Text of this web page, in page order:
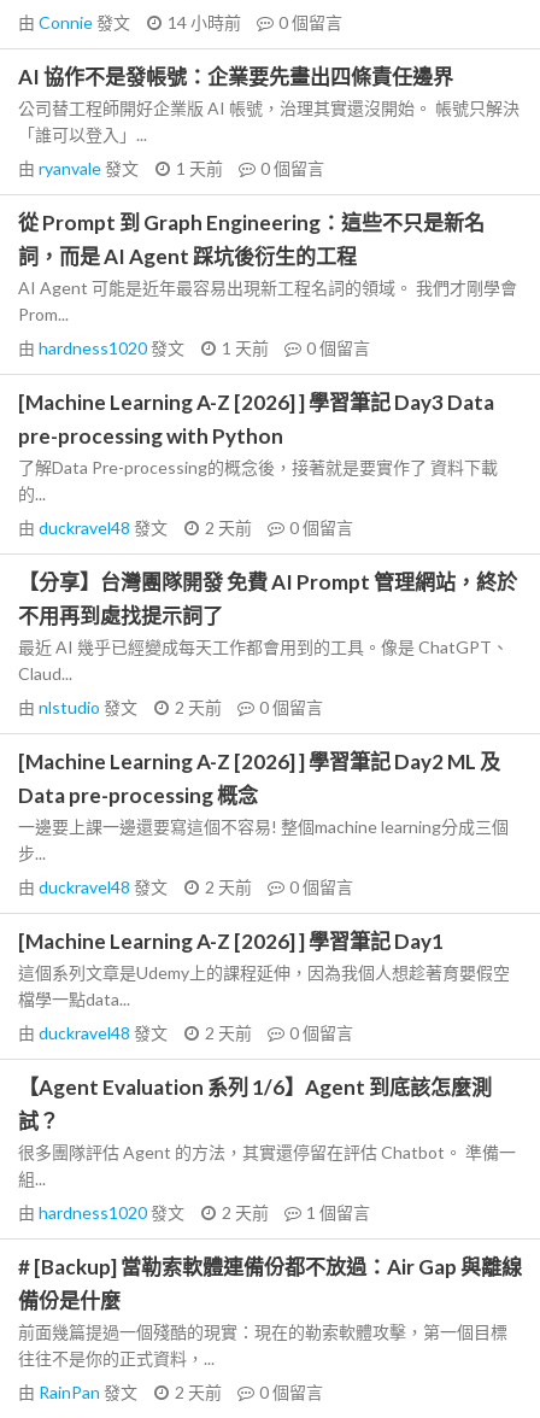
由 Connie發文 14 小時前 0個留言
AI 協作不是發帳號：企業要先畫出四條責任邊界
公司替工程師開好企業版 AI 帳號，治理其實還沒開始。 帳號只解決
「誰可以登入」...
由 ryanvale發文 1 天前 0個留言
從 Prompt 到 Graph Engineering：這些不只是新名
詞，而是 AI Agent 踩坑後衍生的工程
AI Agent 可能是近年最容易出現新工程名詞的領域。 我們才剛學會
Prom...
由 hardness1020發文 1 天前 0個留言
[Machine Learning A-Z [2026] ] 學習筆記 Day3 Data
pre-processing with Python
了解Data Pre-processing的概念後，接著就是要實作了 資料下載
的...
由 duckravel48 發文 2 天前 0個留言
【分享】台灣團隊開發 免費 AI Prompt 管理網站，終於
不用再到處找提示詞了
最近 AI 幾乎已經變成每天工作都會用到的工具。像是 ChatGPT、
Claud...
由 nlstudio 發文 2 天前 0個留言
[Machine Learning A-Z [2026] ] 學習筆記 Day2 ML 及
Data pre-processing 概念
一邊要上課一邊還要寫這個不容易! 整個machine learning分成三個
步...
由 duckravel48 發文 2 天前 0個留言
[Machine Learning A-Z [2026] ] 學習筆記 Day1
這個系列文章是Udemy上的課程延伸，因為我個人想趁著育嬰假空
檔學一點data...
由 duckravel48 發文 2 天前 0個留言
【Agent Evaluation 系列 1/6】Agent 到底該怎麼測
試？
很多團隊評估 Agent 的方法，其實還停留在評估 Chatbot。 準備一
組...
由 hardness1020發文 2 天前 1 個留言
# [Backup] 當勒索軟體連備份都不放過：Air Gap 與離線
備份是什麼
前面幾篇提過一個殘酷的現實：現在的勒索軟體攻擊，第一個目標
往往不是你的正式資料，...
由 RainPan 發文 2 天前 0個留言